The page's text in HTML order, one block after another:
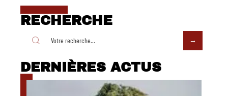
RECHERCHE
DERNIÈRES ACTUS